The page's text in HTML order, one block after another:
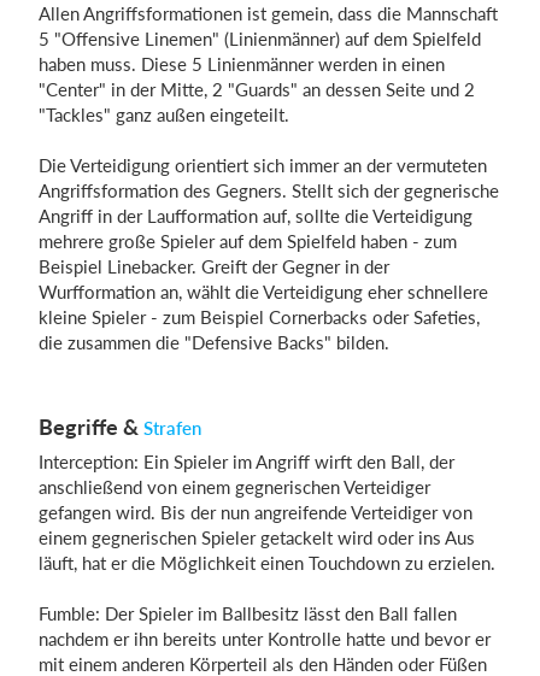
Allen Angriffsformationen ist gemein, dass die Mannschaft
5 "Offensive Linemen" (Linienmänner) auf dem Spielfeld
haben muss. Diese 5 Linienmänner werden in einen
"Center" in der Mitte, 2 "Guards" an dessen Seite und 2
"Tackles" ganz außen eingeteilt.
Die Verteidigung orientiert sich immer an der vermuteten
Angriffsformation des Gegners. Stellt sich der gegnerische
Angriff in der Laufformation auf, sollte die Verteidigung
mehrere große Spieler auf dem Spielfeld haben - zum
Beispiel Linebacker. Greift der Gegner in der
Wurfformation an, wählt die Verteidigung eher schnellere
kleine Spieler - zum Beispiel Cornerbacks oder Safeties,
die zusammen die "Defensive Backs" bilden.
Begriffe & Strafen
Interception: Ein Spieler im Angriff wirft den Ball, der
anschließend von einem gegnerischen Verteidiger
gefangen wird. Bis der nun angreifende Verteidiger von
einem gegnerischen Spieler getackelt wird oder ins Aus
läuft, hat er die Möglichkeit einen Touchdown zu erzielen.
Fumble: Der Spieler im Ballbesitz lässt den Ball fallen
nachdem er ihn bereits unter Kontrolle hatte und bevor er
mit einem anderen Körperteil als den Händen oder Füßen